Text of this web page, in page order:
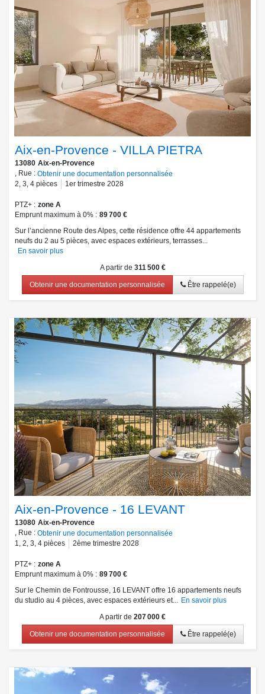
Aix-en-Provence - VILLA PIETRA
13080 Aix-en-Provence
, Rue : Obtenir une documentation personnalisée
2, 3, 4 pièces 1er trimestre 2028
PTZ+
zone A
Emprunt maximum à 0%
89 700 €
Sur l’ancienne Route des Alpes, cette résidence offre 44 appartements
neufs du 2 au 5 pièces, avec espaces extérieurs, terrasses...
En savoir plus
A partir de 311 500 €
Obtenir une documentation personnalisée Être rappelé(e)
Aix-en-Provence - 16 LEVANT
13080 Aix-en-Provence
, Rue : Obtenir une documentation personnalisée
1, 2, 3, 4 pièces 2ème trimestre 2028
PTZ+
zone A
Emprunt maximum à 0%
89 700 €
Sur le Chemin de Fontrousse, 16 LEVANT offre 16 appartements neufs
du studio au 4 pièces, avec espaces extérieurs et... En savoir plus
A partir de 207 000 €
Obtenir une documentation personnalisée Être rappelé(e)